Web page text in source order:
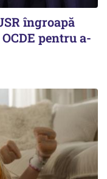
îngroapă
pentru a-